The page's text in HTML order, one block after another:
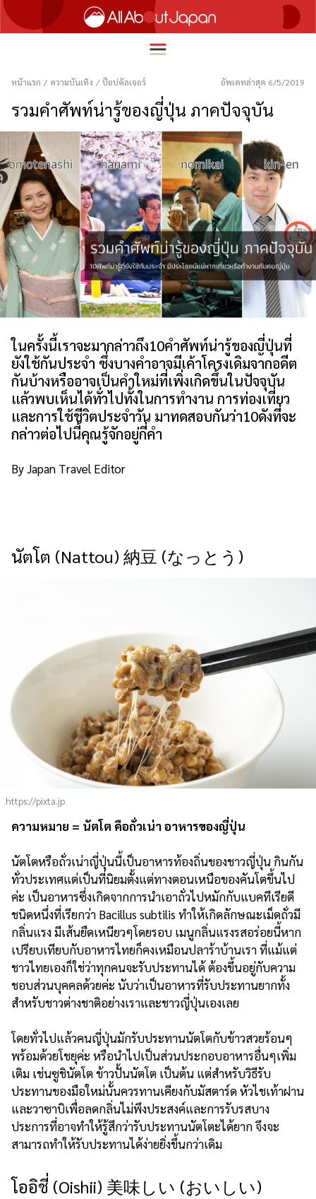
English
简体中文
繁體中文
ภาษาไทย
한국어
日本語
HOME
ท่องเที่ยว
อาหาร
ความบันเทิง
นวัตกรรม
ชีวิตในญี่ปุ่น
เกี่ยวกับเรา นโยบายเว็บไซต์
หน้าแรก / ความบันเทิง / ป็อปคัลเจอร์ อัพเดทล่าสุด 6/5/2019
รวมคำศัพท์น่ารู้ของญี่ปุ่น ภาคปัจจุบัน
ในครั้งนี้เราจะมากล่าวถึง10คำศัพท์น่ารู้ของญี่ปุ่นที่
ยังใช้กันประจำ ซึ่งบางคำอาจมีเค้าโครงเดิมจากอดีต
กันบ้างหรืออาจเป็นคำใหม่ที่เพิ่งเกิดขึ้นในปัจจุบัน
แล้วพบเห็นได้ทั่วไปทั้งในการทำงาน การท่องเที่ยว
และการใช้ชีวิตประจำวัน มาทดสอบกันว่า10ดังที่จะ
กล่าวต่อไปนี้คุณรู้จักอยู่กี่คำ
By Japan Travel Editor
นัตโต (Nattou) 納豆 (なっとう)
https://pixta.jp
ความหมาย = นัตโต คือถั่วเน่า อาหารของญี่ปุ่น
นัตโตหรือถั่วเน่าญี่ปุ่นนี้เป็นอาหารท้องถิ่นของชาวญี่ปุ่น กินกัน
ทั่วประเทศแต่เป็นที่นิยมตั้งแต่ทางตอนเหนือของคันโตขึ้นไป
ค่ะ เป็นอาหารซึ่งเกิดจากการนำเอาถั่วไปหมักกับแบคทีเรียดี
ชนิดหนึ่งที่เรียกว่า Bacillus subtilis ทำให้เกิดลักษณะเม็ดถั่วมี
กลิ่นแรง มีเส้นยืดเหนียวๆโดยรอบ เมนูกลิ่นแรงรสอร่อยนี้หาก
เปรียบเทียบกับอาหารไทยก็คงเหมือนปลาร้าบ้านเรา ที่แม้แต่
ชาวไทยเองก็ใช่ว่าทุกคนจะรับประทานได้ ต้องขึ้นอยู่กับความ
ชอบส่วนบุคคลด้วยค่ะ นับว่าเป็นอาหารที่รับประทานยากทั้ง
สำหรับชาวต่างชาติอย่างเราและชาวญี่ปุ่นเองเลย
โดยทั่วไปแล้วคนญี่ปุ่นมักรับประทานนัตโตกับข้าวสวยร้อนๆ
พร้อมด้วยโชยุค่ะ หรือนำไปเป็นส่วนประกอบอาหารอื่นๆเพิ่ม
เติม เช่นซูชินัตโต ข้าวปั้นนัตโต เป็นต้น แต่สำหรับวิธีรับ
ประทานของมือใหม่นั้นควรทานเคียงกับมัสตาร์ด หัวไชเท้าฝาน
และวาซาบิเพื่อลดกลิ่นไม่พึงประสงค์และการรับรสบาง
ประการที่อาจทำให้รู้สึกว่ารับประทานนัตโตะได้ยาก จึงจะ
สามารถทำให้รับประทานได้ง่ายยิ่งขึ้นกว่าเดิม
โออิชี่ (Oishii) 美味しい (おいしい)